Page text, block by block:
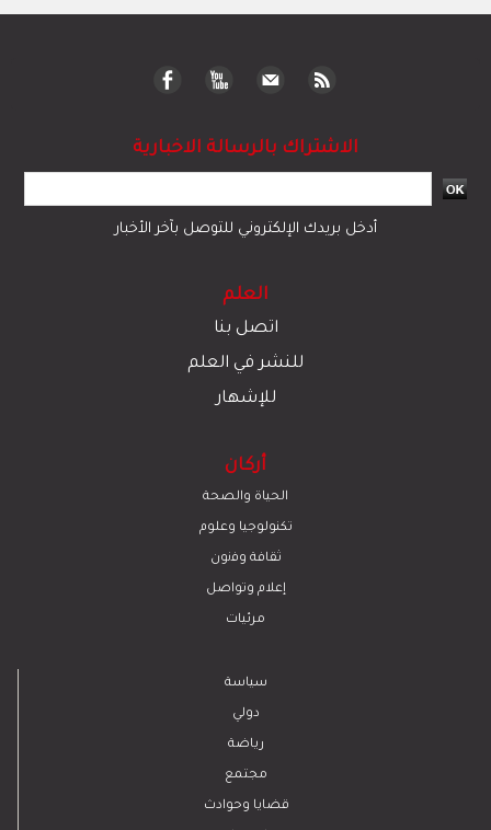
الاشتراك بالرسالة الاخبارية
أدخل بريدك الإلكتروني للتوصل بآخر الأخبار
العلم
اتصل بنا
للنشر في العلم
للإشهار
أركان
الحياة والصحة
تكنولوجيا وعلوم
ﺛﻘﺎﻓﺔ وﻓﻧون
إعلام وتواصل
مرئيات
سياسة
دولي
رياضة
مجتمع
قضايا وحوادث